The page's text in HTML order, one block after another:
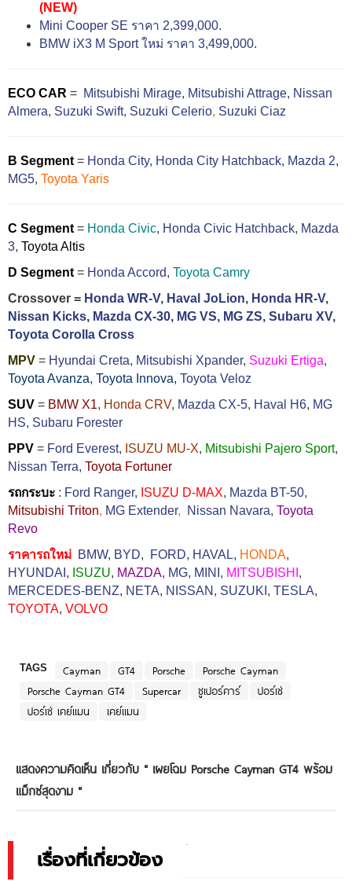
(NEW)
Mini Cooper SE ราคา 2,399,000.
BMW iX3 M Sport ใหม่ ราคา 3,499,000.
ECO CAR = Mitsubishi Mirage, Mitsubishi Attrage, Nissan
Almera, Suzuki Swift, Suzuki Celerio, Suzuki Ciaz
B Segment = Honda City, Honda City Hatchback, Mazda 2,
MG5, Toyota Yaris
C Segment = Honda Civic, Honda Civic Hatchback, Mazda
3, Toyota Altis
D Segment = Honda Accord, Toyota Camry
Crossover = Honda WR-V, Haval JoLion, Honda HR-V,
Nissan Kicks, Mazda CX-30, MG VS, MG ZS, Subaru XV,
Toyota Corolla Cross
MPV = Hyundai Creta, Mitsubishi Xpander, Suzuki Ertiga,
Toyota Avanza, Toyota Innova, Toyota Veloz
SUV = BMW X1, Honda CRV, Mazda CX-5, Haval H6, MG
HS, Subaru Forester
PPV = Ford Everest, ISUZU MU-X, Mitsubishi Pajero Sport,
Nissan Terra, Toyota Fortuner
รถกระบะ : Ford Ranger, ISUZU D-MAX, Mazda BT-50,
Mitsubishi Triton, MG Extender, Nissan Navara, Toyota
Revo
ราคารถใหม่ BMW, BYD, FORD, HAVAL, HONDA,
HYUNDAI , ISUZU, MAZDA, MG, MINI , MITSUBISHI ,
MERCEDES-BENZ, NETA, NISSAN , SUZUKI , TESLA,
TOYOTA, VOLVO
TAGS Cayman GT4 Porsche
Porsche Cayman
Porsche Cayman GT4
Supercar ซูเปอร์คาร์
ปอร์เช่
ปอร์เช่ เคย์แมน
เคย์แมน
แสดงความคิดเห็น เกี่ยวกับ " เผยโฉม Porsche Cayman GT4 พร้อม
แม็กซ์สุดงาม "
เรื่องที่เกี่ยวข้อง